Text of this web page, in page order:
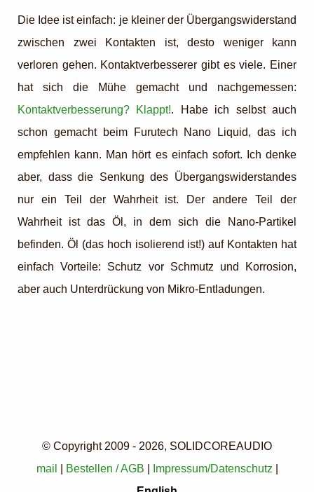
Die Idee ist einfach: je kleiner der Übergangswiderstand
zwischen zwei Kontakten ist, desto weniger kann
verloren gehen. Kontaktverbesserer gibt es viele. Einer
hat sich die Mühe gemacht und nachgemessen:
Kontaktverbesserung? Klappt!. Habe ich selbst auch
schon gemacht beim Furutech Nano Liquid, das ich
empfehlen kann. Man hört es einfach sofort. Ich denke
aber, dass die Senkung des Übergangswiderstandes
nur ein Teil der Wahrheit ist. Der andere Teil der
Wahrheit ist das Öl, in dem sich die Nano-Partikel
befinden. Öl (das hoch isolierend ist!) auf Kontakten hat
einfach Vorteile: Schutz vor Schmutz und Korrosion,
aber auch Unterdrückung von Mikro-Entladungen.
© Copyright 2009 - 2026, SOLIDCOREAUDIO
mail
Bestellen / AGB Impressum/Datenschutz